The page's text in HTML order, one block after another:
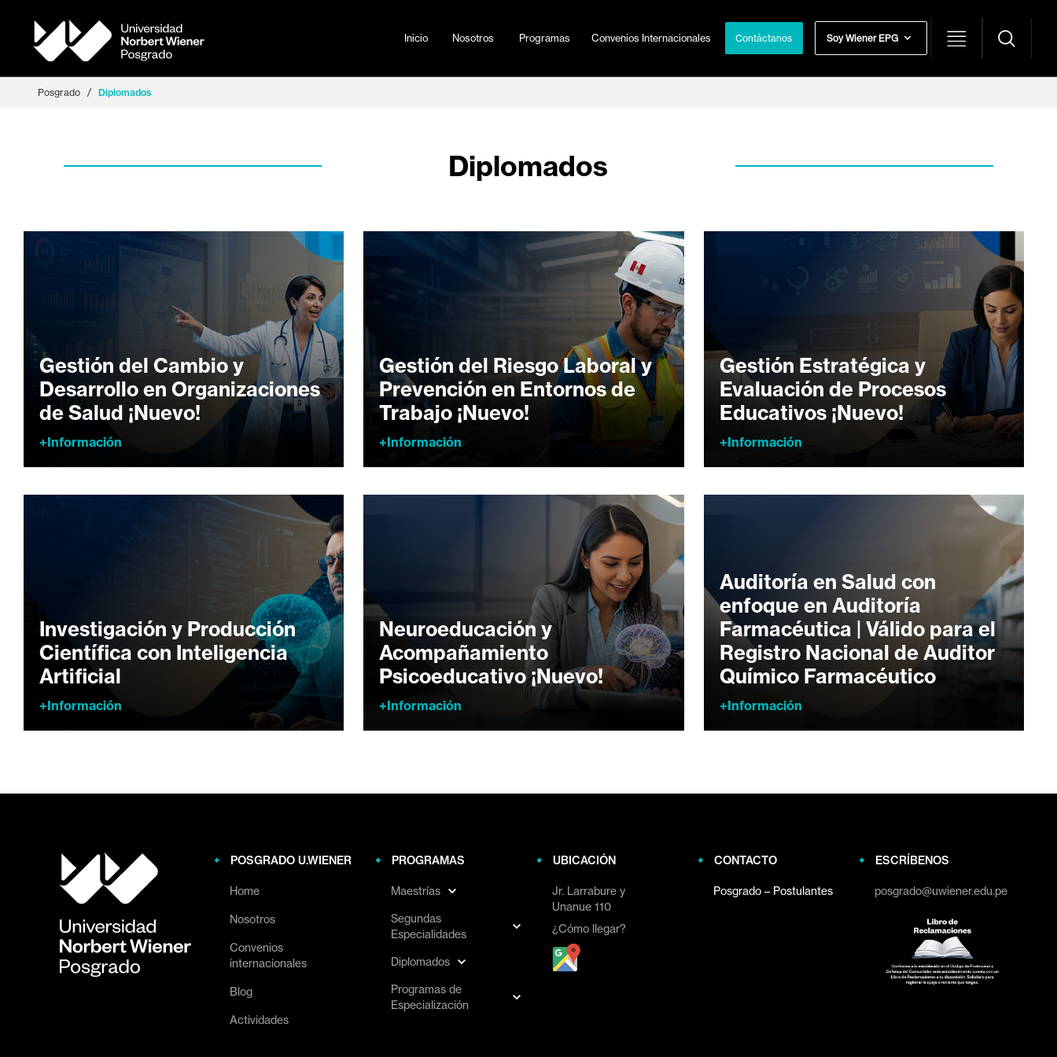
Inicio Nosotros Programas Convenios Internacionales Contáctanos Soy Wiener EPG
Posgrado / Diplomados
Diplomados
Gestión del Cambio y
Desarrollo en Organizaciones
de Salud ¡Nuevo!
+Información
Gestión del Riesgo Laboral y
Prevención en Entornos de
Trabajo ¡Nuevo!
+Información
Gestión Estratégica y
Evaluación de Procesos
Educativos ¡Nuevo!
+Información
Investigación y Producción
Científica con Inteligencia
Artificial
+Información
Neuroeducación y
Acompañamiento
Psicoeducativo ¡Nuevo!
+Información
Auditoría en Salud con
enfoque en Auditoría
Farmacéutica | Válido para el
Registro Nacional de Auditor
Químico Farmacéutico
+Información
POSGRADO U.WIENER
Home
Nosotros
Convenios
internacionales
Blog
Actividades
PROGRAMAS
Maestrías
Segundas
Especialidades
Diplomados
Programas de
Especialización
UBICACIÓN
Jr. Larrabure y
Unanue 110
¿Cómo llegar?
CONTACTO
Posgrado – Postulantes
ESCRÍBENOS
posgrado@uwiener.edu.pe